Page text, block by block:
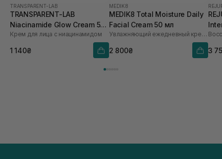
TRANSPARENT-LAB
TRANSPARENT-LAB
Niacinamide Glow Cream 50
мл
Крем для лица с ниацинамидом
1 140₴
MEDIK8
MEDIK8 Total Moisture Daily
Facial Cream 50 мл
Увлажняющий ежедневный крем для лица
2 800₴
50
3